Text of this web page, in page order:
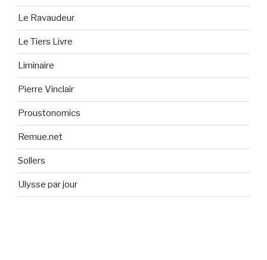
Le Ravaudeur
Le Tiers Livre
Liminaire
Pierre Vinclair
Proustonomics
Remue.net
Sollers
Ulysse par jour